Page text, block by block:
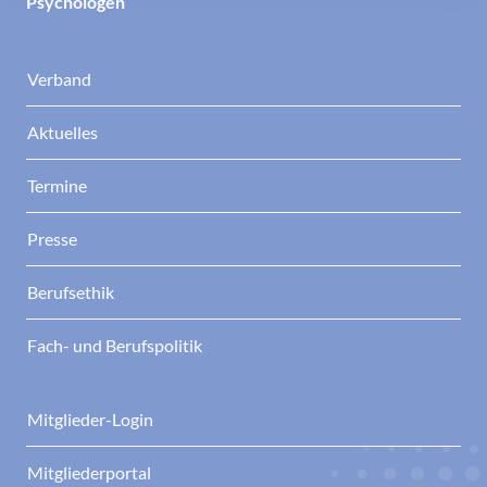
Verband
Aktuelles
Termine
Presse
Berufsethik
Fach- und Berufspolitik
Mitglieder-Login
Mitgliederportal